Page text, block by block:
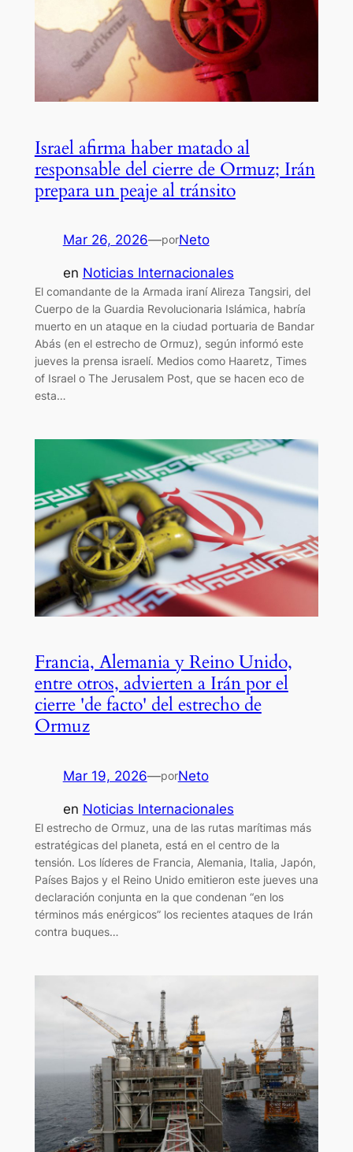
Israel afirma haber matado al
responsable del cierre de Ormuz; Irán
prepara un peaje al tránsito
Mar 26, 2026—porNeto
en Noticias Internacionales
El comandante de la Armada iraní Alireza Tangsiri, del
Cuerpo de la Guardia Revolucionaria Islámica, habría
muerto en un ataque en la ciudad portuaria de Bandar
Abás (en el estrecho de Ormuz), según informó este
jueves la prensa israelí. Medios como Haaretz, Times
of Israel o The Jerusalem Post, que se hacen eco de
esta…
Francia, Alemania y Reino Unido,
entre otros, advierten a Irán por el
cierre 'de facto' del estrecho de
Ormuz
Mar 19, 2026—porNeto
en Noticias Internacionales
El estrecho de Ormuz, una de las rutas marítimas más
estratégicas del planeta, está en el centro de la
tensión. Los líderes de Francia, Alemania, Italia, Japón,
Países Bajos y el Reino Unido emitieron este jueves una
declaración conjunta en la que condenan “en los
términos más enérgicos” los recientes ataques de Irán
contra buques…